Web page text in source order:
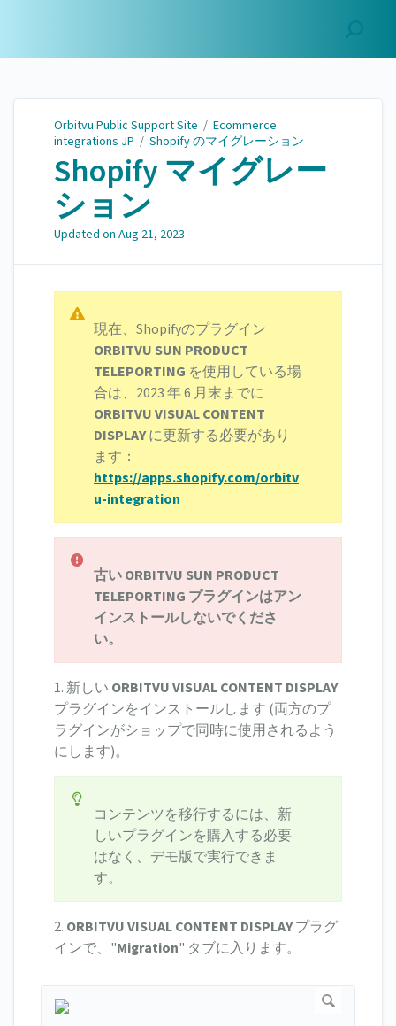
Orbitvu Public Support Site / Ecommerce
integrations JP / Shopify のマイグレーション
Shopify マイグレー
ション
Updated on Aug 21, 2023
現在、Shopifyのプラグイン
ORBITVU SUN PRODUCT
TELEPORTING を使用している場
合は、2023 年 6 月末までに
ORBITVU VISUAL CONTENT
DISPLAYに更新する必要があり
ます：
https://apps.shopify.com/orbitv
u-integration
古い ORBITVU SUN PRODUCT
TELEPORTING プラグインはアン
インストールしないでくださ
い。
1. 新しい ORBITVU VISUAL CONTENT DISPLAY
プラグインをインストールします (両方のプ
ラグインがショップで同時に使用されるよう
にします)。
コンテンツを移行するには、新
しいプラグインを購入する必要
はなく、デモ版で実行できま
す。
2. ORBITVU VISUAL CONTENT DISPLAYプラグ
インで、"Migration" タブに入ります。